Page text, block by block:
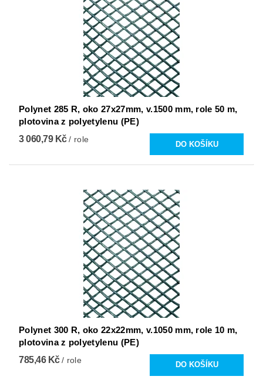
Polynet 285 R, oko 27x27mm, v.1500 mm, role 50 m,
plotovina z polyetylenu (PE)
3 060,79 Kč/ role
Polynet 300 R, oko 22x22mm, v.1050 mm, role 10 m,
plotovina z polyetylenu (PE)
785,46 Kč/ role